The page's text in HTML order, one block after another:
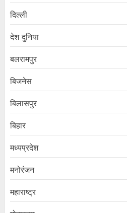
दिल्ली
देश दुनिया
बलरामपुर
बिजनेस
बिलासपुर
बिहार
मध्यप्रदेश
मनोरंजन
महाराष्ट्र